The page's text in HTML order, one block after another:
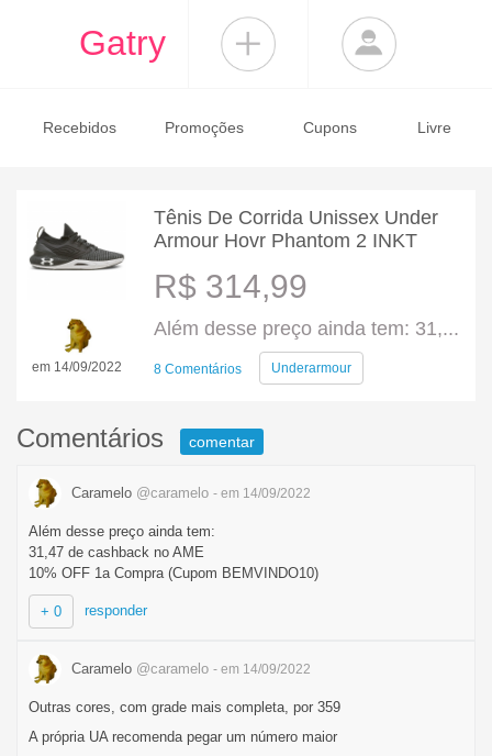
Gatry
Recebidos Promoções Cupons Livre
em 14/09/2022
Tênis De Corrida Unissex Under
Armour Hovr Phantom 2 INKT
R$ 314,99
Além desse preço ainda tem: 31,...
8 Comentários Underarmour
Comentários comentar
Caramelo @caramelo - em 14/09/2022
Além desse preço ainda tem:
31,47 de cashback no AME
10% OFF 1a Compra (Cupom BEMVINDO10)
+ 0 responder
Caramelo @caramelo - em 14/09/2022
Outras cores, com grade mais completa, por 359
A própria UA recomenda pegar um número maior